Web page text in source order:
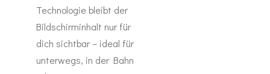
Technologie bleibt der
Bildschirminhalt nur für
dich sichtbar – ideal für
unterwegs, in der Bahn